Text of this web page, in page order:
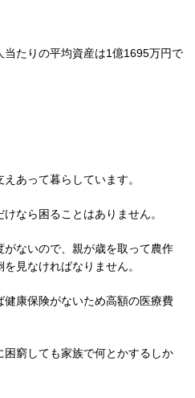
たりの平均資産は1億1695万円で
あって暮らしています。
なら困ることはありません。
がないので、親が歳を取って農作
見なければなりません。
康保険がないため高額の医療費
窮しても家族で何とかするしか